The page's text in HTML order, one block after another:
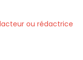
ou rédactrice